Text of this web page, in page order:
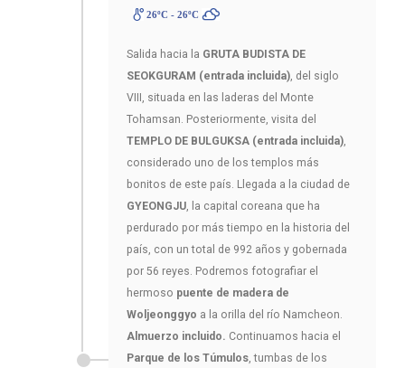
26ºC - 26ºC
Salida hacia la GRUTA BUDISTA DE
SEOKGURAM (entrada incluida), del siglo
VIII, situada en las laderas del Monte
Tohamsan. Posteriormente, visita del
TEMPLO DE BULGUKSA (entrada incluida),
considerado uno de los templos más
bonitos de este país. Llegada a la ciudad de
GYEONGJU, la capital coreana que ha
perdurado por más tiempo en la historia del
país, con un total de 992 años y gobernada
por 56 reyes. Podremos fotografiar el
hermoso puente de madera de
Woljeonggyo a la orilla del río Namcheon.
Almuerzo incluido. Continuamos hacia el
Parque de los Túmulos, tumbas de los